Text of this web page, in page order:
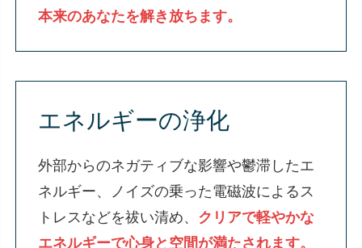
本来のあなたを解き放ちます。
エネルギーの浄化
外部からのネガティブな影響や鬱滞したエ
ネルギー、ノイズの乗った電磁波によるス
トレスなどを祓い清め、 クリアで軽やかな
エネルギーで心身と空間が満たされます。